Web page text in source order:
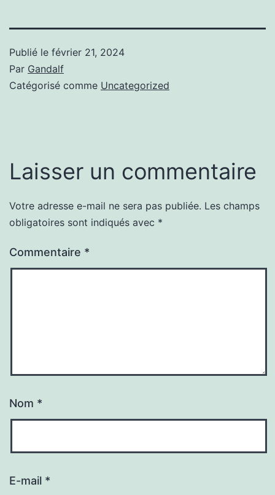
Publié le février 21, 2024
Par Gandalf
Catégorisé comme Uncategorized
Laisser un commentaire
Votre adresse e-mail ne sera pas publiée. Les champs
obligatoires sont indiqués avec *
Commentaire *
Nom *
E-mail *